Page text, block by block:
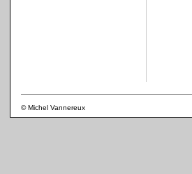
© Michel Vannereux